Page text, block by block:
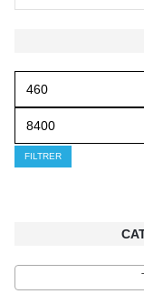
min
max
FILTRER